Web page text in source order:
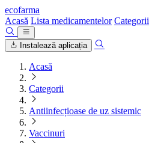
ecofarma
Acasă Lista medicamentelor Categorii
Instalează aplicația
Acasă
Categorii
Antiinfecțioase de uz sistemic
Vaccinuri